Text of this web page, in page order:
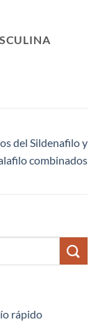
del Sildenafilo y
combinados
rápido